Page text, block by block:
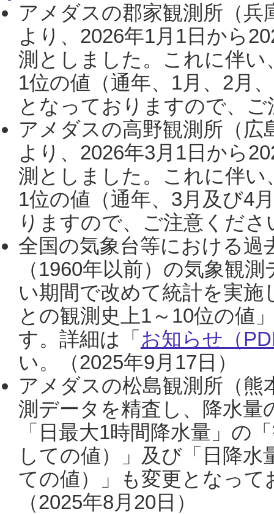
アメダスの郡家観測所（
より、2026年1月1日から
測としました。これに伴い
1位の値（通年、1月、2月
となっておりますので、
アメダスの高野観測所（
より、2026年3月1日から
測としました。これに伴い
1位の値（通年、3月及び4
りますので、ご注意くだ
全国の気象台等における過
（1960年以前）の気象観
い期間で改めて統計を実
との観測史上1～10位の値
す。詳細は「 お知らせ（
い。（2025年9月17日）
アメダスの松島観測所（熊
測データを精査し、降水
「日最大1時間降水量」の
しての値）」及び「日降
ての値）」も変更となっ
（2025年8月20日）